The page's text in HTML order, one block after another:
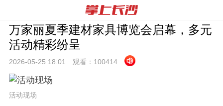
万家丽夏季建材家具博览会启幕，多元
活动精彩纷呈
2026-05-25 18:01 观看： 100414
活动现场